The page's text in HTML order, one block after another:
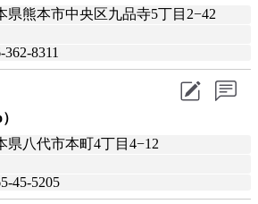
県熊本市中央区九品寺5丁目2−42
362-8311
県八代市本町4丁目4−12
45-5205